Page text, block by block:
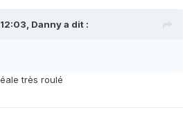
Dannya dit :
très roulé